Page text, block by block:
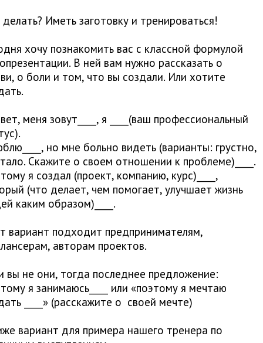
Иметь заготовку и тренироваться!
хочу познакомить вас с классной формулой
В ней вам нужно рассказать о
о боли и том, что вы создали. Или хотите
меня зовут____, я ____(ваш профессиональный
но мне больно видеть (варианты: грустно,
Скажите о своем отношении к проблеме)____.
я создал (проект, компанию, курс)____,
(что делает, чем помогает, улучшает жизнь
каким образом)____.
вариант подходит предпринимателям,
авторам проектов.
вы не они, тогда последнее предложение:
я занимаюсь____ или «поэтому я мечтаю
____» (расскажите о ​ своей мечте)
вариант для примера нашего тренера по